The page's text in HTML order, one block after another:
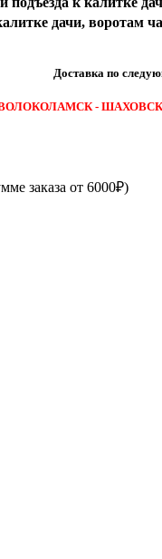
дачи, воротам
Доставка по
-
заказа от 6000₽)